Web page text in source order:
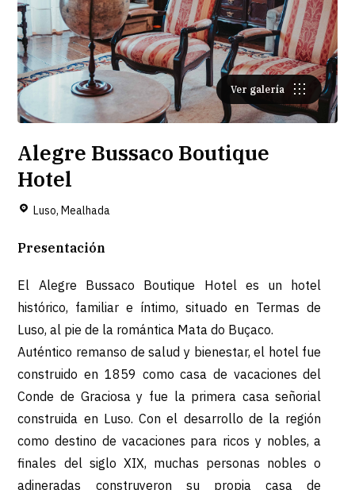
Ver galería
Alegre Bussaco Boutique
Hotel
Luso, Mealhada
Presentación
El Alegre Bussaco Boutique Hotel es un hotel
histórico, familiar e íntimo, situado en Termas de
Luso, al pie de la romántica Mata do Buçaco.
Auténtico remanso de salud y bienestar, el hotel fue
construido en 1859 como casa de vacaciones del
Conde de Graciosa y fue la primera casa señorial
construida en Luso. Con el desarrollo de la región
como destino de vacaciones para ricos y nobles, a
finales del siglo XIX, muchas personas nobles o
adineradas construyeron su propia casa de